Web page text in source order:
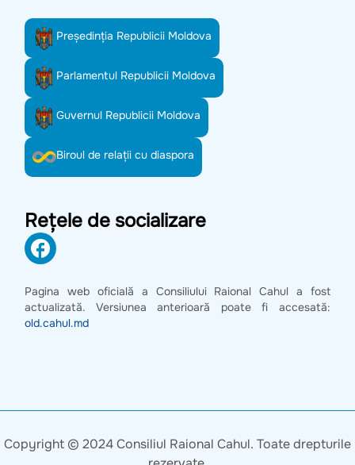
Preşedinţia Republicii Moldova
Parlamentul Republicii Moldova
Guvernul Republicii Moldova
Biroul de relații cu diaspora
Rețele de socializare
Pagina web oficială a Consiliului Raional Cahul a fost
actualizată. Versiunea anterioară poate fi accesată:
old.cahul.md
Copyright © 2024 Consiliul Raional Cahul. Toate drepturile